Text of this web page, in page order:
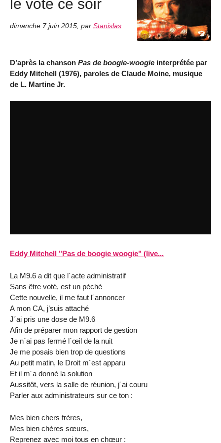
le vote ce soir
dimanche 7 juin 2015 par Stanislas
D’après la chanson Pas de boogie-woogie interprétée par
Eddy Mitchell (1976), paroles de Claude Moine, musique
de L. Martine Jr.
Eddy Mitchell "Pas de boogie woogie" (live...
La M9.6 a dit que l´acte administratif
Sans être voté, est un péché
Cette nouvelle, il me faut l´annoncer
A mon CA, j’suis attaché
J´ai pris une dose de M9.6
Afin de préparer mon rapport de gestion
Je n´ai pas fermé l´œil de la nuit
Je me posais bien trop de questions
Au petit matin, le Droit m´est apparu
Et il m´a donné la solution
Aussitôt, vers la salle de réunion, j´ai couru
Parler aux administrateurs sur ce ton :
Mes bien chers frères,
Mes bien chères sœurs,
Reprenez avec moi tous en chœur :